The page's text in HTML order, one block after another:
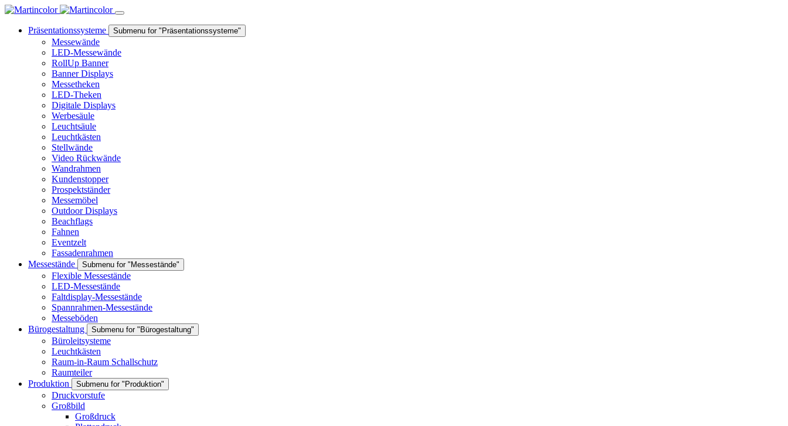
Präsentationssysteme Submenu for "Präsentationssysteme"
Messewände
LED-Messewände
RollUp Banner
Banner Displays
Messetheken
LED-Theken
Digitale Displays
Werbesäule
Leuchtsäule
Leuchtkästen
Stellwände
Video Rückwände
Wandrahmen
Kundenstopper
Prospektständer
Messemöbel
Outdoor Displays
Beachflags
Fahnen
Eventzelt
Fassadenrahmen
Messestände
Submenu for "Messestände"
Flexible Messestände
LED-Messestände
Faltdisplay-Messestände
Spannrahmen-Messestände
Messeböden
Bürogestaltung
Submenu for "Bürogestaltung"
Büroleitsysteme
Leuchtkästen
Raum-in-Raum Schallschutz
Raumteiler
Produktion
Submenu for "Produktion"
Druckvorstufe
Großbild
Großdruck